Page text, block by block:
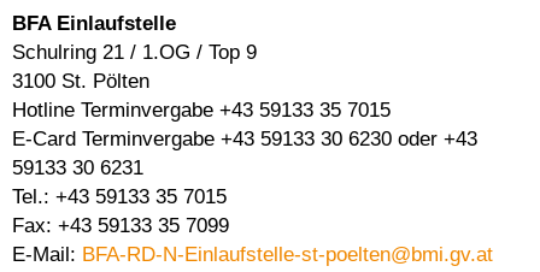
BFA Einlaufstelle
Schulring 21 / 1.OG / Top 9
3100 St. Pölten
Hotline Terminvergabe +43 59133 35 7015
E-Card Terminvergabe +43 59133 30 6230 oder +43
59133 30 6231
Tel.: +43 59133 35 7015
Fax: +43 59133 35 7099
E-Mail: BFA-RD-N-Einlaufstelle-st-poelten@bmi.gv.at